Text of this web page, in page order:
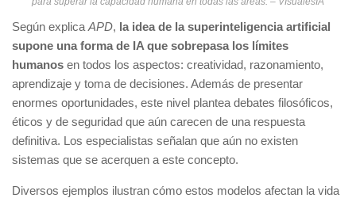
Según explica APD, la idea de la superinteligencia artificial
supone una forma de IA que sobrepasa los límites
humanos en todos los aspectos: creatividad, razonamiento,
aprendizaje y toma de decisiones. Además de presentar
enormes oportunidades, este nivel plantea debates filosóficos,
éticos y de seguridad que aún carecen de una respuesta
definitiva. Los especialistas señalan que aún no existen
sistemas que se acerquen a este concepto.
Diversos ejemplos ilustran cómo estos modelos afectan la vida